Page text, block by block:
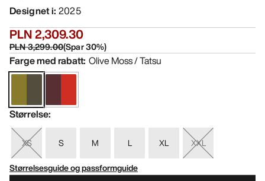
Designet i: 2025
PLN 2,309.30
PLN 3,299.00(Spar30%)
Farge med rabatt: Olive Moss / Tatsu
Størrelse:
XS S M L XL
XXL
Størrelsesguide og passformguide